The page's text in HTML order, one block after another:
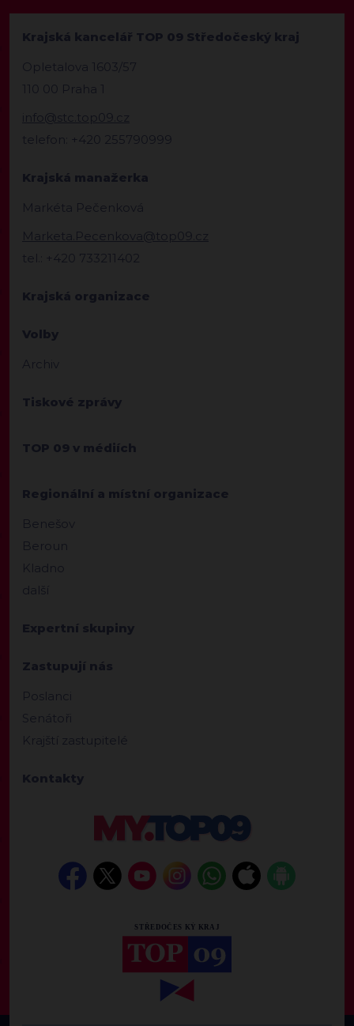
Krajská kancelář TOP 09 Středočeský kraj
Opletalova 1603/57
110 00 Praha 1
info@stc.top09.cz
telefon: +420 255790999
Krajská manažerka
Markéta Pečenková
Marketa.Pecenkova@top09.cz
tel.: +420 733211402
Krajská organizace
Volby
Archiv
Tiskové zprávy
TOP 09 v médiích
Regionální a místní organizace
Benešov
Beroun
Kladno
další
Expertní skupiny
Zastupují nás
Poslanci
Senátoři
Krajští zastupitelé
Kontakty